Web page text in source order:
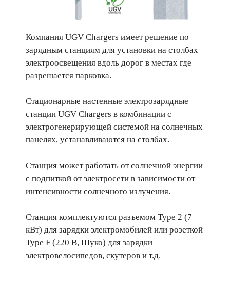
Компания UGV Chargers имеет решение по
зарядным станциям для установки на столбах
электроосвещения вдоль дорог в местах где
разрешается парковка.
Стационарные настенные электрозарядные
станции UGV Chargers в комбинации с
электрогенерирующей системой на солнечных
панелях, устанавливаются на столбах.
Станция может работать от солнечной энергии
с подпиткой от электросети в зависимости от
интенсивности солнечного излучения.
Станция комплектуются разъемом Type 2 (7
кВт) для зарядки электромобилей или розеткой
Type F (220 В, Шуко) для зарядки
электровелосипедов, скутеров и т.д.